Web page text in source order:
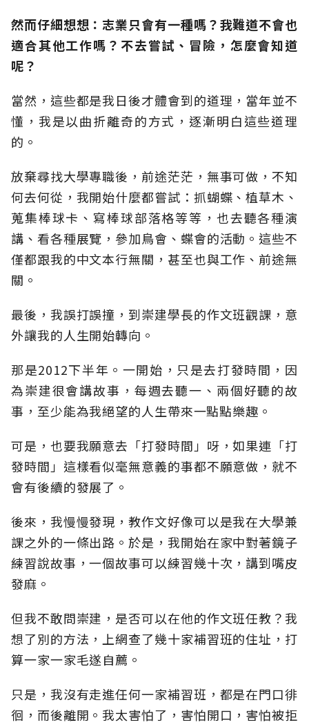
然而仔細想想：志業只會有一種嗎？我難道不會也
適合其他工作嗎？不去嘗試、冒險，怎麼會知道
呢？
當然，這些都是我日後才體會到的道理，當年並不
懂，我是以曲折離奇的方式，逐漸明白這些道理
的。
放棄尋找大學專職後，前途茫茫，無事可做，不知
何去何從，我開始什麼都嘗試：抓蝴蝶、植草木、
蒐集棒球卡、寫棒球部落格等等，也去聽各種演
講、看各種展覽，參加鳥會、蝶會的活動。這些不
僅都跟我的中文本行無關，甚至也與工作、前途無
關。
最後，我誤打誤撞，到崇建學長的作文班觀課，意
外讓我的人生開始轉向。
那是2012下半年。一開始，只是去打發時間，因
為崇建很會講故事，每週去聽一、兩個好聽的故
事，至少能為我絕望的人生帶來一點點樂趣。
可是，也要我願意去「打發時間」呀，如果連「打
發時間」這樣看似毫無意義的事都不願意做，就不
會有後續的發展了。
後來，我慢慢發現，教作文好像可以是我在大學兼
課之外的一條出路。於是，我開始在家中對著鏡子
練習說故事，一個故事可以練習幾十次，講到嘴皮
發麻。
但我不敢問崇建，是否可以在他的作文班任教？我
想了別的方法，上網查了幾十家補習班的住址，打
算一家一家毛遂自薦。
只是，我沒有走進任何一家補習班，都是在門口徘
徊，而後離開。我太害怕了，害怕開口，害怕被拒